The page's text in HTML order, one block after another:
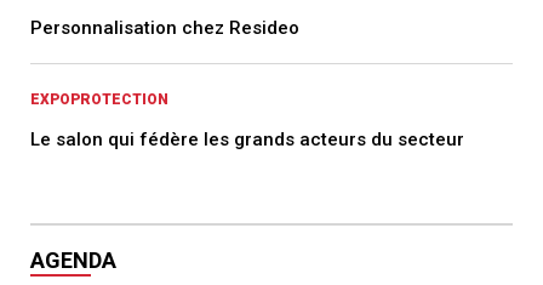
Personnalisation chez Resideo
EXPOPROTECTION
Le salon qui fédère les grands acteurs du secteur
AGENDA